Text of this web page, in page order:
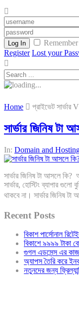
Log In
Register Lost your
Home প্রাইভেট সার্ভার
সার্ভার জিনিষ টা
In: Domain and
সার্ভার জিনিষ টা আসলে
সার্ভার, হোস্টিং ব্যাপার
থাকবে না। সার্ভার জিনিষ
Recent Posts
বিকাশ পার্সোনাল
বিকাশে ৯৯৯৯ টাকা
গুগল এডসেন্স এর কাজ
অ্যাপস তৈরি করে
নতুনদের জন্য